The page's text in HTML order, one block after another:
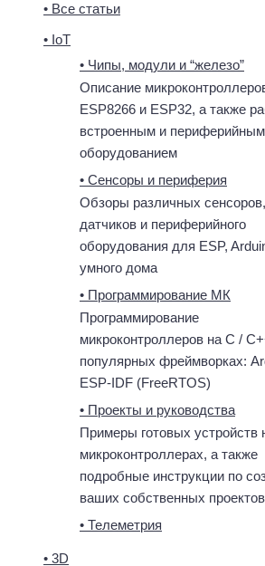
• Все статьи
• IoT
• Чипы, модули и “железо”
Описание
ESP8266 и ESP32, а также
встроенным и периферийным
оборудованием
• Сенсоры и периферия
Обзоры различных сенсоров,
датчиков и периферийного
оборудования для ESP,
умного дома
• Программирование МК
Программирование
микроконтроллеров на C /
популярных фреймворках:
ESP-IDF (FreeRTOS)
• Проекты и руководства
Примеры готовых устройств
микроконтроллерах, а также
подробные инструкции по
ваших собственных проектов
• Телеметрия
• 3D